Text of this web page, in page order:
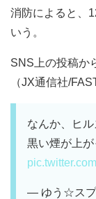
消防によると、
いう。
SNS上の投稿か
（JX通信社/
なんか、ヒル
黒い煙が上が
— ゆう☆スプ